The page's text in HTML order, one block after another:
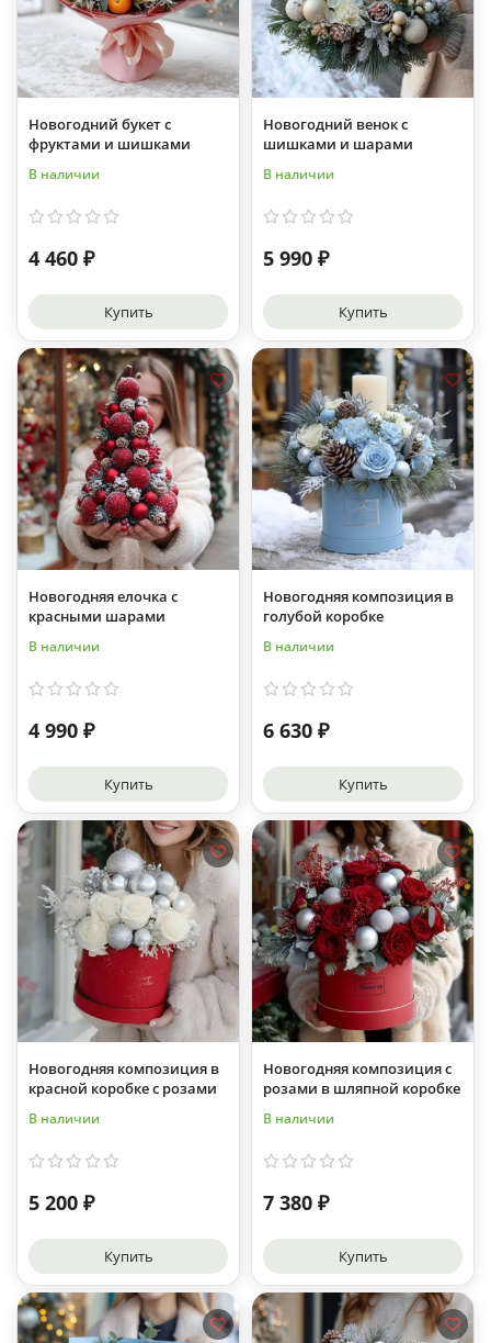
Новогодний букет с
фруктами и шишками
В наличии
4 460 ₽
Купить
Новогодний венок с
шишками и шарами
В наличии
5 990 ₽
Купить
Новогодняя елочка с
красными шарами
В наличии
4 990 ₽
Купить
Новогодняя композиция в
голубой коробке
В наличии
6 630 ₽
Купить
Новогодняя композиция в
красной коробке с розами
В наличии
5 200 ₽
Купить
Новогодняя композиция с
розами в шляпной коробке
В наличии
7 380 ₽
Купить